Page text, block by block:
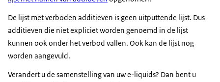
De lijst met verboden additieven is geen uitputtende lijst. Dus
additieven die niet expliciet worden genoemd in de lijst
kunnen ook onder het verbod vallen. Ook kan de lijst nog
worden aangevuld.
Verandert u de samenstelling van uw e-liquids? Dan bent u